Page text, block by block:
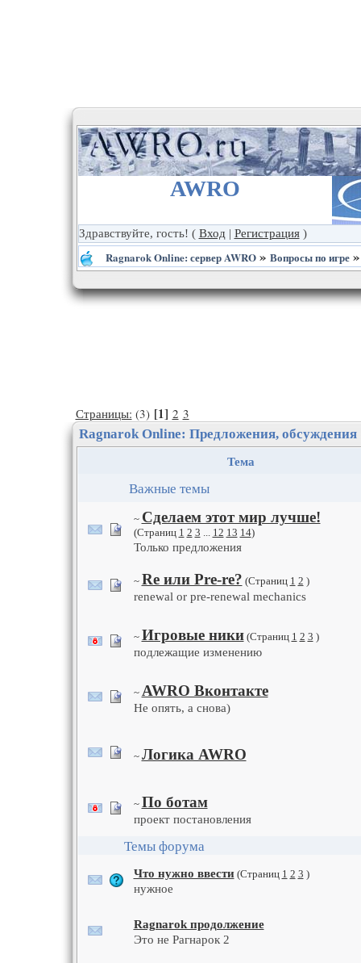
AWRO
Здравствуйте, гость! ( Вход | Регистрация)
Ragnarok Online: сервер AWRO» Вопросы по игре
Страницы: (3) [1] 2 3
Ragnarok Online: Предложения, обсуждения
Тема
Важные темы
~ Сделаем этот мир лучше!
(Страниц 1 2 3 ... 12 13 14)
Только предложения
~ Re или Pre-re? (Страниц 1 2 )
renewal or pre-renewal mechanics
~ Игровые ники (Страниц 1 2 3 )
подлежащие изменению
~ AWRO Вконтакте
Не опять, а снова)
~ Логика AWRO
~ По ботам
проект постановления
Темы форума
Что нужно ввести (Страниц 1 2 3 )
нужное
Ragnarok продолжение
Это не Рагнарок 2